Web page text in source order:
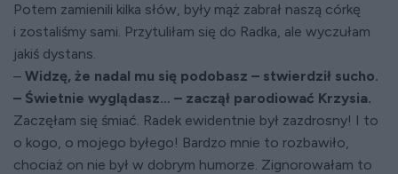
Potem zamienili kilka słów, były mąż zabrał naszą córkę
i zostaliśmy sami. Przytuliłam się do Radka, ale wyczułam
jakiś dystans.
– Widzę, że nadal mu się podobasz – stwierdził sucho.
– Świetnie wyglądasz… – zaczął parodiować Krzysia.
Zaczęłam się śmiać. Radek ewidentnie był zazdrosny! I to
o kogo, o mojego byłego! Bardzo mnie to rozbawiło,
chociaż on nie był w dobrym humorze. Zignorowałam to